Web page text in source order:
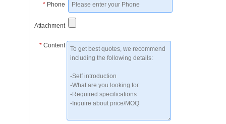
* Phone
Attachment
* Content